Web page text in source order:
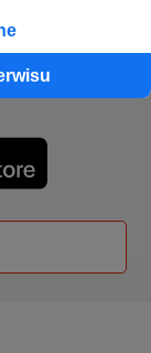
intryguje
pełną
-
nam nie
większej
content
w